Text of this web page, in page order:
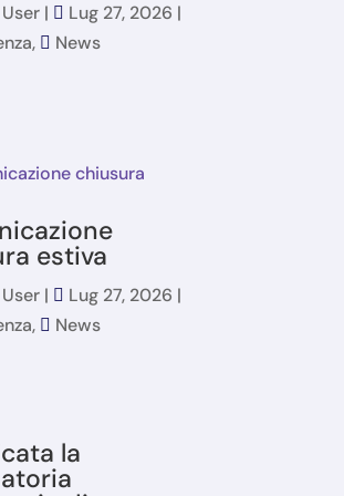
| Lug 27, 2026 |
, News
estiva
| Lug 27, 2026 |
, News
la